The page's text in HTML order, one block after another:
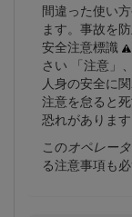
間違った使い
ます。事故を
安全注意標識
さい 「注意」
人身の安全に
注意を怠ると
恐れがあります
このオペレー
る注意事項も